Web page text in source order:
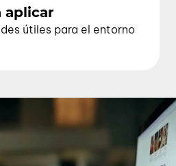
aplicar
útiles para el entorno